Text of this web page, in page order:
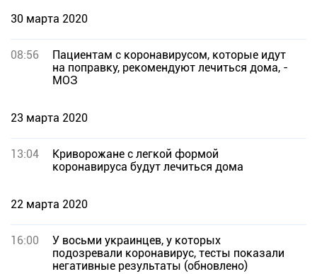
30 марта 2020
08:56
Пациентам с коронавирусом, которые идут
на поправку, рекомендуют лечиться дома, -
МОЗ
23 марта 2020
13:04
Криворожане с легкой формой
коронавируса будут лечиться дома
22 марта 2020
16:00
У восьми украинцев, у которых
подозревали коронавирус, тесты показали
негативные результаты (обновлено)